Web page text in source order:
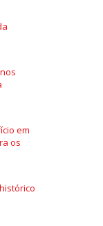
em
os